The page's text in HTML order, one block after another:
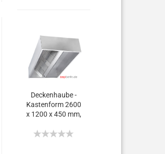
Deckenhaube -
Kastenform 2600
x 1200 x 450 mm,